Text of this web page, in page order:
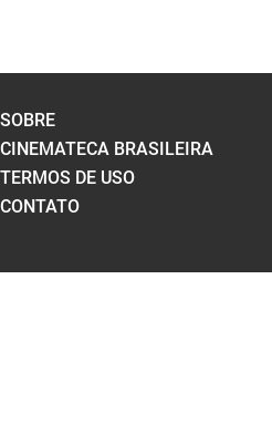
SOBRE
CINEMATECA BRASILEIRA
TERMOS DE USO
CONTATO